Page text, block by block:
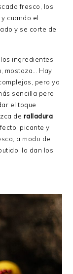
fresco, los
cuando el
y se corte de
ingredientes
mostaza… Hay
pero yo
sencilla pero
el toque
de ralladura
picante y
a modo de
lo dan los